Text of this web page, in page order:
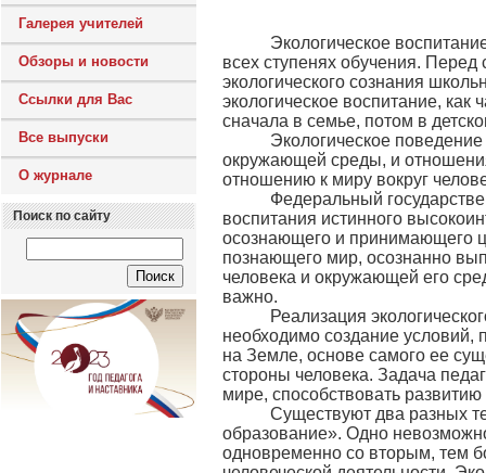
Галерея учителей
Обзоры и новости
Ссылки для Вас
Все выпуски
О журнале
Поиск по сайту
Экологическое
всех ступенях обучения.
экологического сознания
экологическое воспитание,
сначала в семье, потом в
Экологическое поведение
окружающей среды, и
отношению к миру вокруг
Федеральный
воспитания истинного
осознающего и принимающего
познающего мир, осознанно
человека и окружающей его
важно.
Реализация
необходимо создание условий,
на Земле, основе самого ее
стороны человека. Задача
мире, способствовать развитию
Существуют два разных
образование». Одно
одновременно со вторым, тем